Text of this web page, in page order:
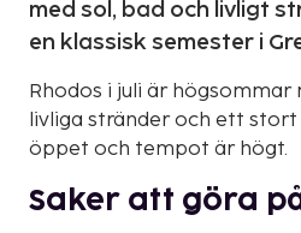
med sol, bad och livligt
en klassisk semester i
Rhodos i juli är högsommar
livliga stränder och ett stort
öppet och tempot är högt.
Saker att göra